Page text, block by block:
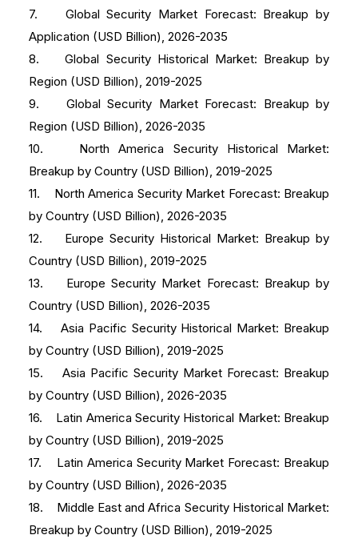
7. Global Security Market Forecast: Breakup by
Application (USD Billion), 2026-2035
8. Global Security Historical Market: Breakup by
Region (USD Billion), 2019-2025
9. Global Security Market Forecast: Breakup by
Region (USD Billion), 2026-2035
10. North America Security Historical Market:
Breakup by Country (USD Billion), 2019-2025
11. North America Security Market Forecast: Breakup
by Country (USD Billion), 2026-2035
12. Europe Security Historical Market: Breakup by
Country (USD Billion), 2019-2025
13. Europe Security Market Forecast: Breakup by
Country (USD Billion), 2026-2035
14. Asia Pacific Security Historical Market: Breakup
by Country (USD Billion), 2019-2025
15. Asia Pacific Security Market Forecast: Breakup
by Country (USD Billion), 2026-2035
16. Latin America Security Historical Market: Breakup
by Country (USD Billion), 2019-2025
17. Latin America Security Market Forecast: Breakup
by Country (USD Billion), 2026-2035
18. Middle East and Africa Security Historical Market:
Breakup by Country (USD Billion), 2019-2025